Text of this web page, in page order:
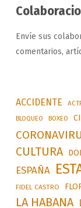
Envíe sus
comentarios,
ACCIDENTE
BLOQUEO BOXEO
CULTURA
ESPAÑA
FIDEL CASTRO
LA HABANA